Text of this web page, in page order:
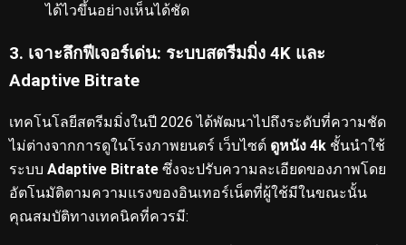
ได้ไวขึ้นอย่างเห็นได้ชัด
3. เจาะลึกฟีเจอร์เด่น: ระบบสตรีมมิ่ง 4K และ
Adaptive Bitrate
เทคโนโลยีสตรีมมิ่งในปี 2026 ได้พัฒนาไปถึงระดับที่ความชัด
ไม่ต่างจากการดูในโรงภาพยนตร์ เว็บไซต์ ดูหนัง 4k ชั้นนำใช้
ระบบ Adaptive Bitrate ซึ่งจะปรับความละเอียดของภาพโดย
อัตโนมัติตามความแรงของอินเทอร์เน็ตที่ผู้ใช้มีในขณะนั้น
คุณสมบัติทางเทคนิคที่ควรมี: